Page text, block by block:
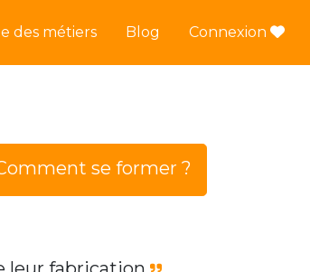
des métiers Blog Connexion
se former ?